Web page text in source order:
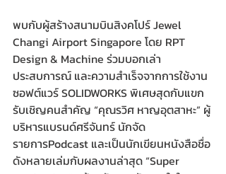
พบกับผู้สร้างสนามบินสิงคโปร์ Jewel
Changi Airport Singapore โดย RPT
Design & Machine ร่วมบอกเล่า
ประสบการณ์ และความสำเร็จจากการใช้งาน
ซอฟต์แวร์ SOLIDWORKS พิเศษสุดกับแขก
รับเชิญคนสำคัญ “คุณรวิศ หาญอุตสาหะ” ผู้
บริหารแบรนด์ศรีจันทร์ นักจัด
รายการPodcast และเป็นนักเขียนหนังสือชื่อ
ดังหลายเล่มกับผลงานล่าสุด “Super